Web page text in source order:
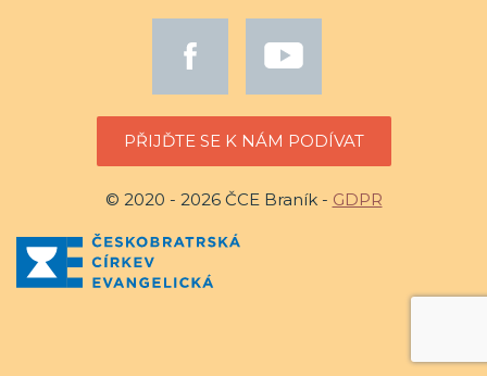
PŘIJĎTE SE K NÁM PODÍVAT
© 2020 - 2026 ČCE Braník - GDPR